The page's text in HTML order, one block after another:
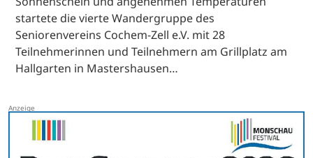
startete die vierte Wandergruppe des
Seniorenvereins Cochem-Zell e.V. mit 28
Teilnehmerinnen und Teilnehmern am Grillplatz am
Hallgarten in Mastershausen…